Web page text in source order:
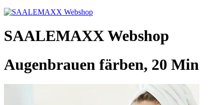
SAALEMAXX Webshop
Augenbrauen färben, 20 Min